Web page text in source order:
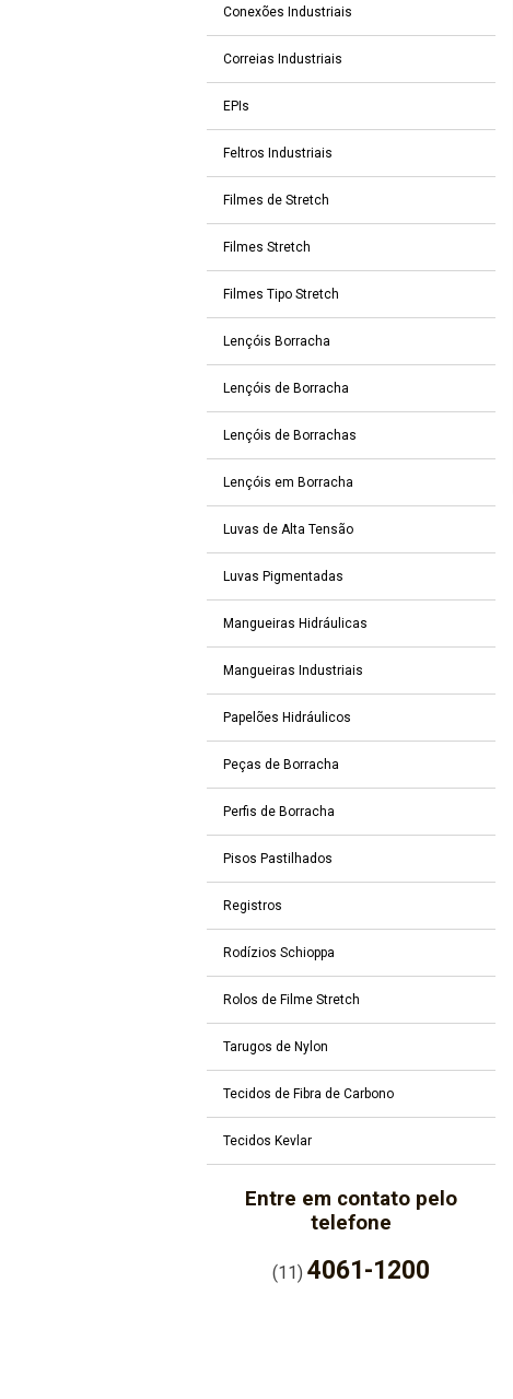
Conexões Industriais
Correias Industriais
EPIs
Feltros Industriais
Filmes de Stretch
Filmes Stretch
Filmes Tipo Stretch
Lençóis Borracha
Lençóis de Borracha
Lençóis de Borrachas
Lençóis em Borracha
Luvas de Alta Tensão
Luvas Pigmentadas
Mangueiras Hidráulicas
Mangueiras Industriais
Papelões Hidráulicos
Peças de Borracha
Perfis de Borracha
Pisos Pastilhados
Registros
Rodízios Schioppa
Rolos de Filme Stretch
Tarugos de Nylon
Tecidos de Fibra de Carbono
Tecidos Kevlar
Entre em contato pelo
telefone
(11)4061-1200